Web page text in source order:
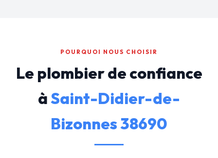
POURQUOI NOUS CHOISIR
Le plombier de confiance
àSaint-Didier-de-
Bizonnes 38690